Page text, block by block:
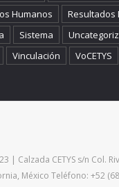
Humanos
Resultados
Sistema
Vinculación VoCETYS
| Calzada CETYS s/n Col.
México Teléfono: +52